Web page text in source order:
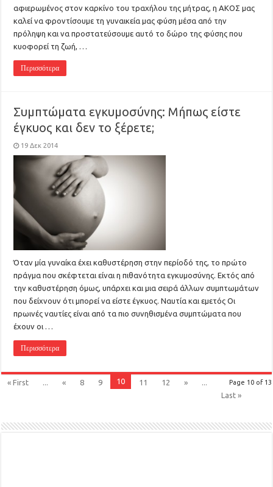
αφιερωμένος στον καρκίνο του τραχήλου της μήτρας, η ΑΚΟΣ μας
καλεί να φροντίσουμε τη γυναικεία μας φύση μέσα από την
πρόληψη και να προστατεύσουμε αυτό το δώρο της φύσης που
κυοφορεί τη ζωή, …
Περισσότερα
Συμπτώματα εγκυμοσύνης: Μήπως είστε
έγκυος και δεν το ξέρετε;
19 Δεκ 2014
Όταν μία γυναίκα έχει καθυστέρηση στην περίοδό της, το πρώτο
πράγμα που σκέφτεται είναι η πιθανότητα εγκυμοσύνης. Εκτός από
την καθυστέρηση όμως, υπάρχει και μια σειρά άλλων συμπτωμάτων
που δείχνουν ότι μπορεί να είστε έγκυος. Ναυτία και εμετός Οι
πρωινές ναυτίες είναι από τα πιο συνηθισμένα συμπτώματα που
έχουν οι …
Περισσότερα
Page 10 of 13
« First ... « 8 9 10 11 12 »
...
Last »